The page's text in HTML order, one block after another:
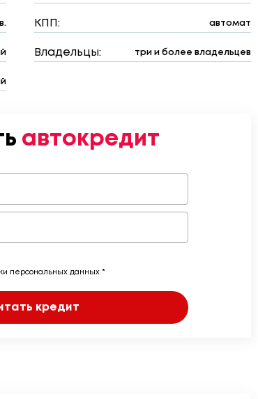
КПП: автомат
Владельцы: три и более владельцев
автокредит
персональных данных *
кредит